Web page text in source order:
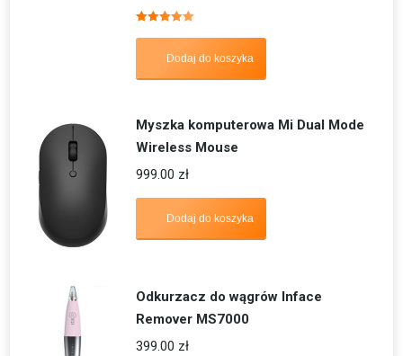
5.00
Dodaj do koszyka
Myszka komputerowa Mi Dual Mode
Wireless Mouse
999.00 zł
Dodaj do koszyka
Odkurzacz do wągrów Inface
Remover MS7000
399.00 zł